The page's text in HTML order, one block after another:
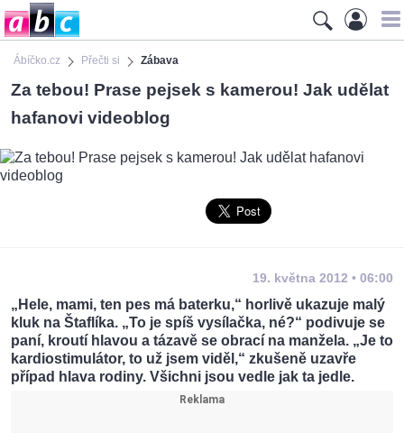
Ábíčko.cz Přečti si Zábava
Za tebou! Prase pejsek s kamerou! Jak udělat
hafanovi videoblog
19. května 2012 • 06:00
„Hele, mami, ten pes má baterku,“ horlivě ukazuje malý
kluk na Štaflíka. „To je spíš vysílačka, né?“ podivuje se
paní, kroutí hlavou a tázavě se obrací na manžela. „Je to
kardiostimulátor, to už jsem viděl,“ zkušeně uzavře
případ hlava rodiny. Všichni jsou vedle jak ta jedle.